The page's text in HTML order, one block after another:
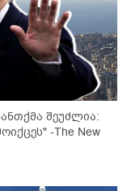
შეუძლია:
New